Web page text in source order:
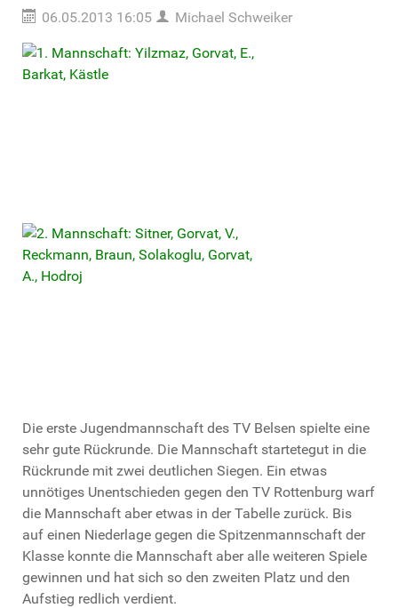
06.05.2013 16:05 Michael Schweiker
Die erste Jugendmannschaft des TV Belsen spielte eine
sehr gute Rückrunde. Die Mannschaft startetegut in die
Rückrunde mit zwei deutlichen Siegen. Ein etwas
unnötiges Unentschieden gegen den TV Rottenburg warf
die Mannschaft aber etwas in der Tabelle zurück. Bis
auf einen Niederlage gegen die Spitzenmannschaft der
Klasse konnte die Mannschaft aber alle weiteren Spiele
gewinnen und hat sich so den zweiten Platz und den
Aufstieg redlich verdient.